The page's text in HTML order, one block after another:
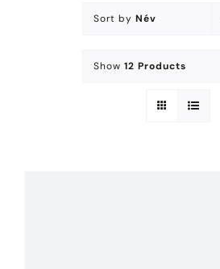
Sort by Név
Show 12 Products